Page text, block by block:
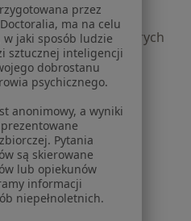
profesjonalistów
profesjonalistów, których
samodzielnie
cookies
wyszukiwania
nas
prasowe
przez
ma na celu
jaki sposób ludzie
sztucznej inteligencji
dobrostanu
psychicznego.
anonimowy, a wyniki
Pytania
są skierowane
lub opiekunów
informacji
niepełnoletnich.